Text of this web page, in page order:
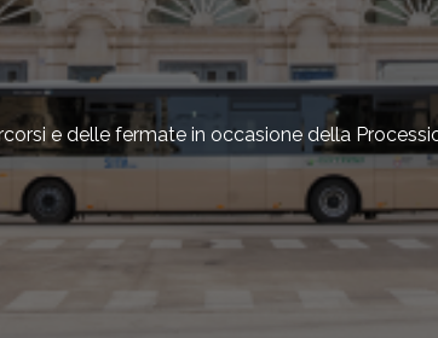
e delle fermate in occasione della